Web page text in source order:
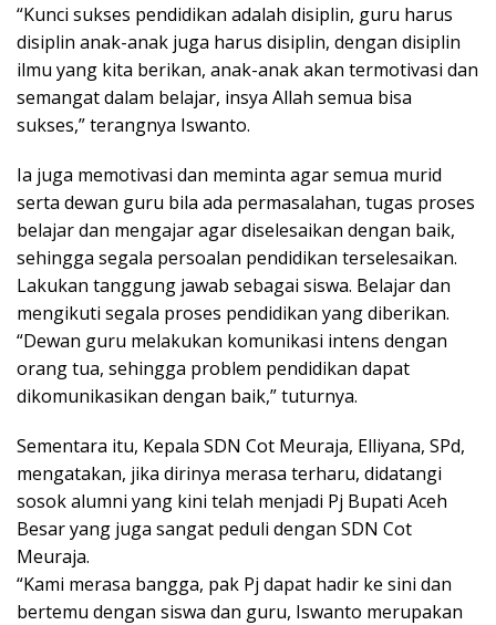
“Kunci sukses pendidikan adalah disiplin, guru harus
disiplin anak-anak juga harus disiplin, dengan disiplin
ilmu yang kita berikan, anak-anak akan termotivasi dan
semangat dalam belajar, insya Allah semua bisa
sukses,” terangnya Iswanto.
Ia juga memotivasi dan meminta agar semua murid
serta dewan guru bila ada permasalahan, tugas proses
belajar dan mengajar agar diselesaikan dengan baik,
sehingga segala persoalan pendidikan terselesaikan.
Lakukan tanggung jawab sebagai siswa. Belajar dan
mengikuti segala proses pendidikan yang diberikan.
“Dewan guru melakukan komunikasi intens dengan
orang tua, sehingga problem pendidikan dapat
dikomunikasikan dengan baik,” tuturnya.
Sementara itu, Kepala SDN Cot Meuraja, Elliyana, SPd,
mengatakan, jika dirinya merasa terharu, didatangi
sosok alumni yang kini telah menjadi Pj Bupati Aceh
Besar yang juga sangat peduli dengan SDN Cot
Meuraja.
“Kami merasa bangga, pak Pj dapat hadir ke sini dan
bertemu dengan siswa dan guru, Iswanto merupakan